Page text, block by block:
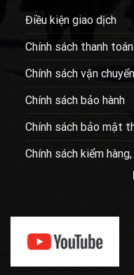
Điều kiện giao dịch
Chính sách thanh toán
Chính sách vận
Chính sách bảo hành
Chính sách bảo mật
Chính sách kiểm